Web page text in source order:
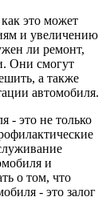
это может
и увеличению
ли ремонт,
Они смогут
а также
автомобиля.
- это не только
и
о том, что
- это залог